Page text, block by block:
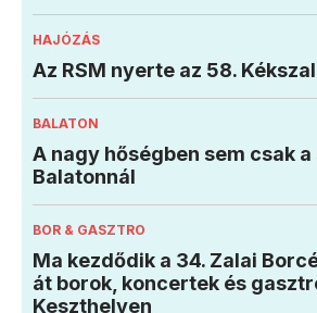
HAJÓZÁS
Az RSM nyerte az 58.
BALATON
A nagy hőségben sem csak
Balatonnál
BOR & GASZTRO
Ma kezdődik a 34. Zalai
át borok, koncertek és
Keszthelyen